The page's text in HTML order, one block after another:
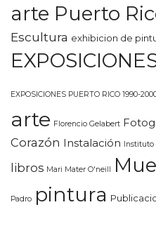
arte Puerto
Escultura exhibicion de
EXPOSICIONES PUERTO RICO 1990-
arte Florencio Gelabert
Corazón
Instalación
libros Mari Mater O'neill
Padro pintura